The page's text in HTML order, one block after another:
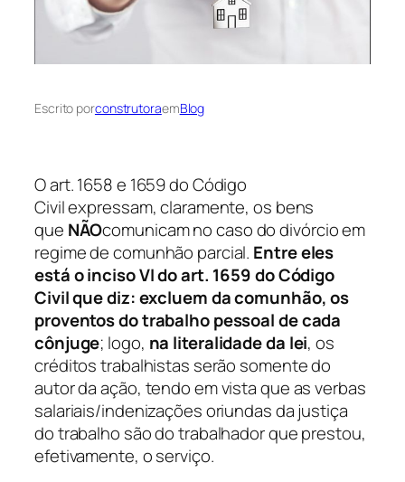
Escrito porconstrutoraemBlog
O art. 1658 e 1659 do Código
Civil expressam, claramente, os bens
que NÃOcomunicam no caso do divórcio em
regime de comunhão parcial. Entre eles
está o inciso VI do art. 1659 do Código
Civil que diz: excluem da comunhão, os
proventos do trabalho pessoal de cada
cônjuge; logo, na literalidade da lei, os
créditos trabalhistas serão somente do
autor da ação, tendo em vista que as verbas
salariais/indenizações oriundas da justiça
do trabalho são do trabalhador que prestou,
efetivamente, o serviço.